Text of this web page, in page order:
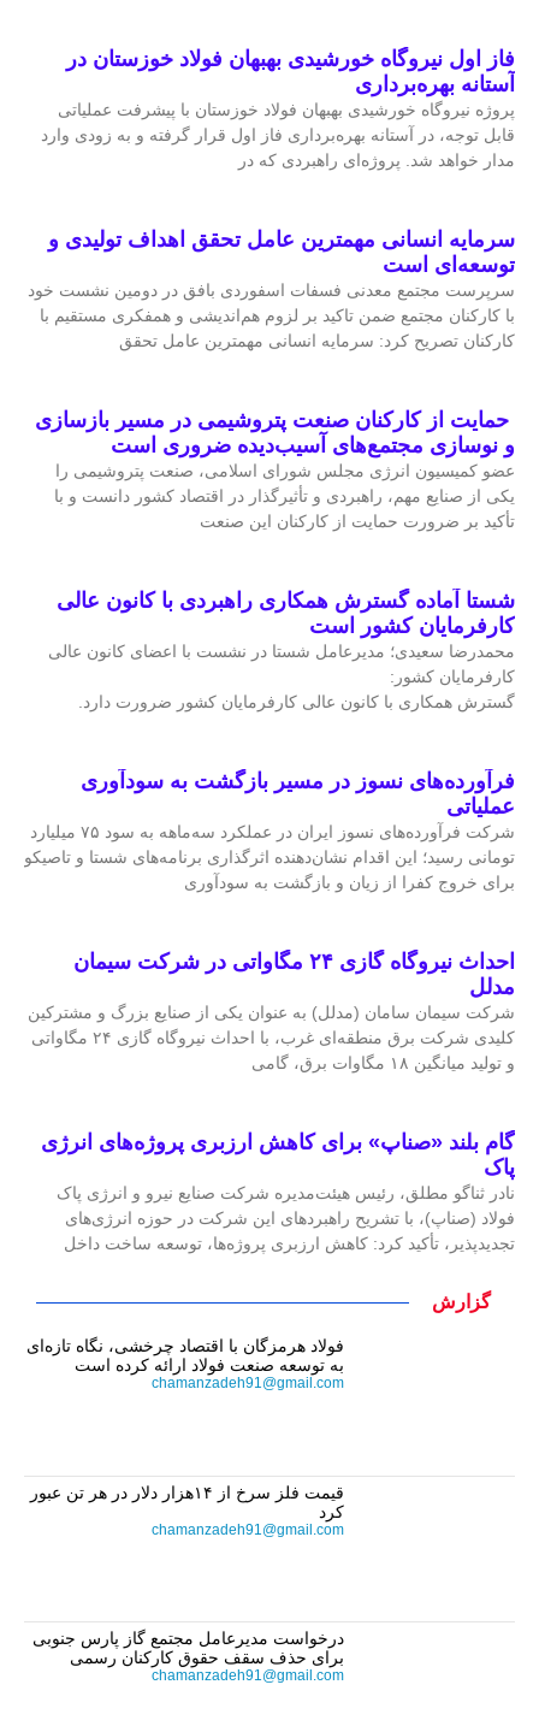
فاز اول نیروگاه خورشیدی بهبهان فولاد خوزستان در
آستانه بهره‌برداری
پروژه نیروگاه خورشیدی بهبهان فولاد خوزستان با پیشرفت عملیاتی
قابل‌ توجه، در آستانه بهره‌برداری فاز اول قرار گرفته و به‌ زودی وارد
مدار خواهد شد. پروژه‌ای راهبردی که در
سرمایه انسانی مهمترین عامل تحقق اهداف تولیدی و
توسعه‌ای است
سرپرست مجتمع معدنی فسفات اسفوردی بافق در دومین نشست خود
با کارکنان مجتمع ضمن تاکید بر لزوم هم‌اندیشی و همفکری مستقیم با
کارکنان تصریح کرد: سرمایه انسانی مهمترین عامل تحقق
حمایت از کارکنان صنعت پتروشیمی در مسیر بازسازی
و نوسازی مجتمع‌های آسیب‌دیده ضروری است
عضو کمیسیون انرژی مجلس شورای اسلامی، صنعت پتروشیمی را
یکی از صنایع مهم، راهبردی و تأثیرگذار در اقتصاد کشور دانست و با
تأکید بر ضرورت حمایت از کارکنان این صنعت
شستا آماده گسترش همکاری راهبردی با کانون عالی
کارفرمایان کشور است
محمدرضا سعیدی؛ مدیرعامل شستا در نشست با اعضای کانون عالی
کارفرمایان کشور:
گسترش همکاری با کانون عالی کارفرمایان کشور ضرورت دارد.
فرآورده‌های نسوز در مسیر بازگشت به سودآوری
عملیاتی
شرکت فرآورده‌های نسوز ایران در عملکرد سه‌ماهه به سود ۷۵ میلیارد
تومانی رسید؛ این اقدام نشان‌دهنده اثرگذاری برنامه‌های شستا و تاصیکو
برای خروج کفرا از زیان و بازگشت به سودآوری
احداث نیروگاه گازی ۲۴ مگاواتی در شرکت سیمان
مدلل
شرکت سیمان سامان (مدلل) به عنوان یکی از صنایع بزرگ و مشترکین
کلیدی شرکت برق منطقه‌ای غرب، با احداث نیروگاه گازی ۲۴ مگاواتی
و تولید میانگین ۱۸ مگاوات برق، گامی
گام بلند «صناپ» برای کاهش ارزبری پروژه‌های انرژی
پاک
نادر ثناگو مطلق، رئیس هیئت‌مدیره شرکت صنایع نیرو و انرژی پاک
فولاد (صناپ)، با تشریح راهبردهای این شرکت در حوزه انرژی‌های
تجدیدپذیر، تأکید کرد: کاهش ارزبری پروژه‌ها، توسعه ساخت داخل
گزارش
فولاد هرمزگان با اقتصاد چرخشی، نگاه تازه‌ای
به توسعه صنعت فولاد ارائه کرده است
chamanzadeh91@gmail.com
قیمت فلز سرخ از ۱۴هزار دلار در هر تن عبور
کرد
chamanzadeh91@gmail.com
درخواست مدیرعامل مجتمع گاز پارس جنوبی
برای حذف سقف حقوق کارکنان رسمی
chamanzadeh91@gmail.com